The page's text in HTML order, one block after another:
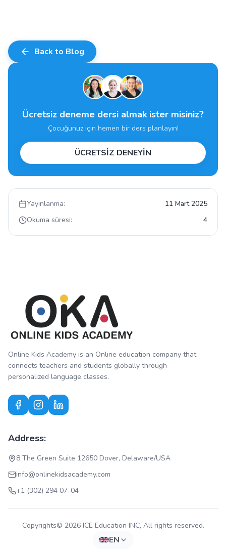
Back to Blog
Ücretsiz deneme dersi almak ister misiniz?
Çocuğunuz için hemen bir ders planlayın!
ÜCRETSİZ DENEYİN
Yayınlanma:
11 Mart 2025
Okuma süresi:
4
Online Kids Academy is an Online education company that
connects teachers and students globally through
personalized language classes.
Address:
8 The Green Suite 12650 Dover, Delaware/USA
info@onlinekidsacademy.com
+1 (302) 294 07-04
Copyrights© 2026 ICE Education INC, All rights reserved.
EN